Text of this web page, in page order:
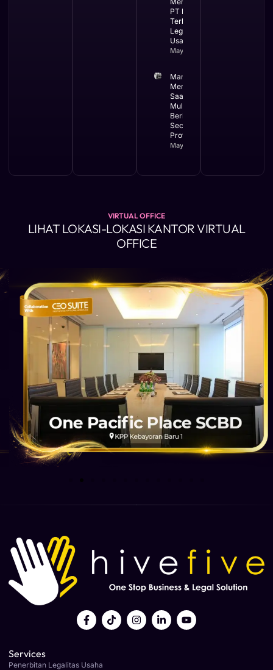
PT Ini Waktu
Terbaik
Legalitas
Usaha
May 12, 2026
Manfaat
Membuat PT
Saat Bisnis
Mulai
Berkembang
Secara
Profesional
May 11, 2026
VIRTUAL OFFICE
LIHAT LOKASI-LOKASI KANTOR VIRTUAL
OFFICE
Services
Penerbitan Legalitas Usaha